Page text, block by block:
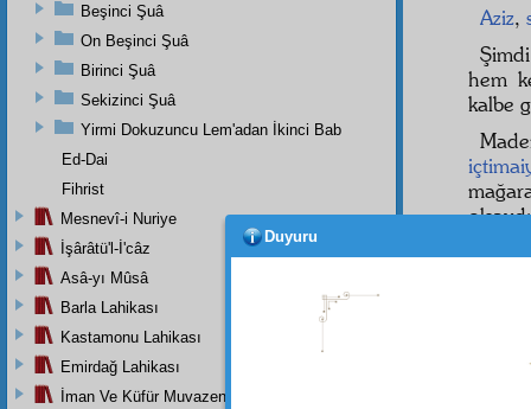
Aziz,
hem
kalbe
Beşinci Şuâ
On Beşinci Şuâ
Birinci Şuâ
Sekizinci Şuâ
Yirmi Dokuzuncu Lem'adan İkinci Bab
Ed-Dai
Fihrist
Mesnevî-i Nuriye
İşârâtü'l-İ'câz
Asâ-yı Mûsâ
Barla Lahikası
Kastamonu Lahikası
Emirdağ Lahikası
İman Ve Küfür Muvazeneleri
Duyuru